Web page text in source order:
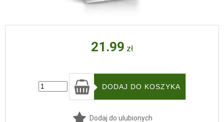
21.99 zł
Dodaj do ulubionych